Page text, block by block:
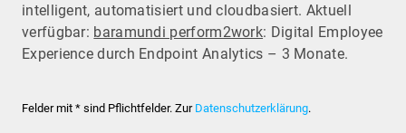
intelligent, automatisiert und cloudbasiert. Aktuell
verfügbar: baramundi perform2work: Digital Employee
Experience durch Endpoint Analytics – 3 Monate.
Felder mit * sind Pflichtfelder. Zur Datenschutzerklärung.